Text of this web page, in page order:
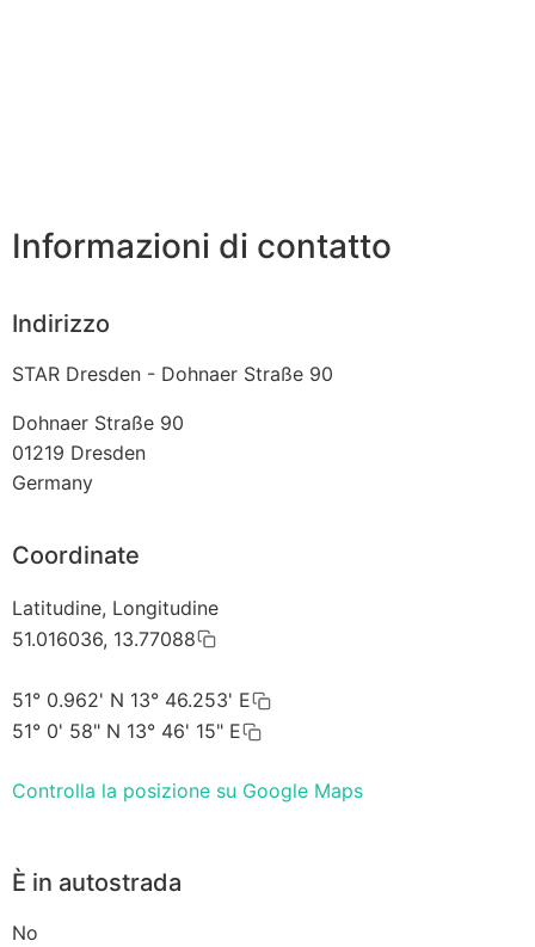
Informazioni di contatto
Indirizzo
STAR Dresden - Dohnaer Straße 90
Dohnaer Straße 90
01219 Dresden
Germany
Coordinate
Latitudine, Longitudine
51.016036, 13.77088
51° 0.962' N 13° 46.253' E
51° 0' 58" N 13° 46' 15" E
Controlla la posizione su Google Maps
È in autostrada
No